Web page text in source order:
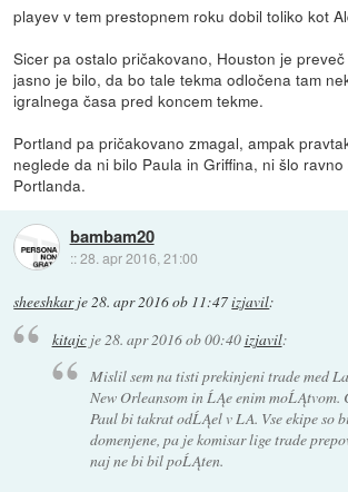
playev v tem prestopnem roku dobil toliko kot
Sicer pa ostalo pričakovano, Houston je
jasno je bilo, da bo tale tekma odločena tam
igralnega časa pred koncem tekme.
Portland pa pričakovano zmagal, ampak
neglede da ni bilo Paula in Griffina, ni šlo
Portlanda.
bambam20
::28. apr 2016, 21:00
sheeshkarje28. apr 2016 ob 11:47izjavil:
kitajcje28. apr 2016 ob 00:40izjavil:
Mislil sem na tisti prekinjeni trade med
New Orleansom in ĹĄe enim moĹĄtvom.
Paul bi takrat odĹĄel v LA. Vse ekipe so
domenjene, pa je komisar lige trade
naj ne bi bil poĹĄten.